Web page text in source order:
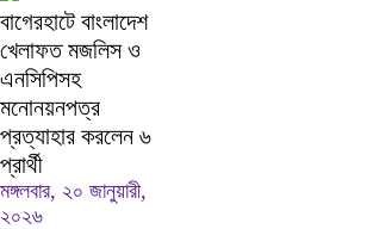
বাগেরহাটে বাংলাদেশ
খেলাফত মজলিস ও
এনসিপিসহ
মনোনয়নপত্র
প্রত্যাহার করলেন ৬
প্রার্থী
মঙ্গলবার, ২০ জানুয়ারী,
২০২৬